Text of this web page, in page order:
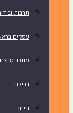
תרבות
עסקים
מתכון מנצח
רכילות
חינוך